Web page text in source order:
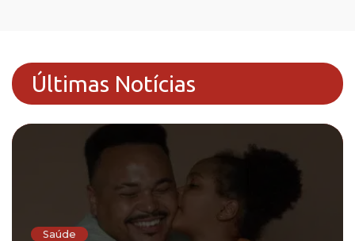
Últimas Notícias
Saúde